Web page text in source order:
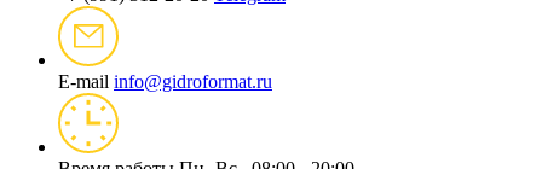
E-mail info@gidroformat.ru